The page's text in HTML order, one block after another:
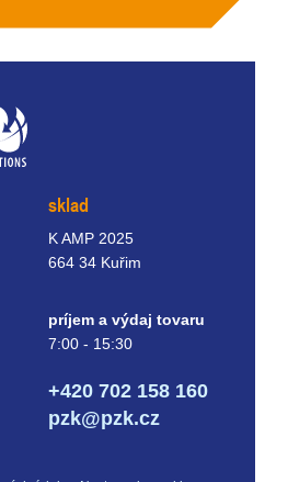
sklad
K AMP 2025
664 34 Kuřim
príjem a výdaj tovaru
7:00 - 15:30
+420 702 158 160
pzk@pzk.cz